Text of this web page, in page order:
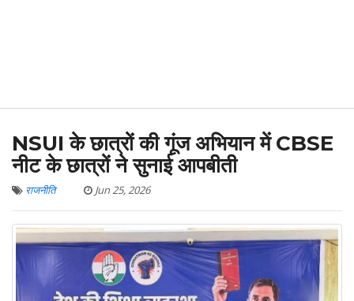
NSUI के छात्रों की गूंज अभियान में CBSE
नीट के छात्रों ने सुनाई आपबीती
राजनीति Jun 25, 2026